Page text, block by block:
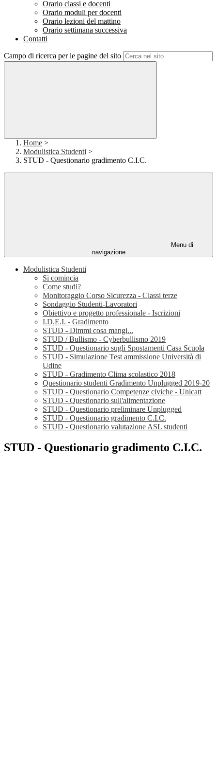
Orario classi e docenti
Orario moduli per docenti
Orario lezioni del mattino
Orario settimana successiva
Contatti
Campo di ricerca per le pagine del sito
Home >
Modulistica Studenti >
STUD - Questionario gradimento C.I.C.
Menu di
navigazione
Modulistica Studenti
Si comincia
Come studi?
Monitoraggio Corso Sicurezza - Classi terze
Sondaggio Studenti-Lavoratori
Obiettivo e progetto professionale - Iscrizioni
I.D.E.I. - Gradimento
STUD - Dimmi cosa mangi...
STUD / Bullismo - Cyberbullismo 2019
STUD - Questionario sugli Spostamenti Casa Scuola
STUD - Simulazione Test ammissione Università di
Udine
STUD - Gradimento Clima scolastico 2018
Questionario studenti Gradimento Unplugged 2019-20
STUD - Questionario Competenze civiche - Unicatt
STUD - Questionario sull'alimentazione
STUD - Questionario preliminare Unplugged
STUD - Questionario gradimento C.I.C.
STUD - Questionario valutazione ASL studenti
STUD - Questionario gradimento C.I.C.